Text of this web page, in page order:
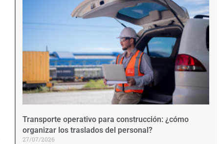
Transporte operativo para construcción: ¿cómo
organizar los traslados del personal?
27/07/2026